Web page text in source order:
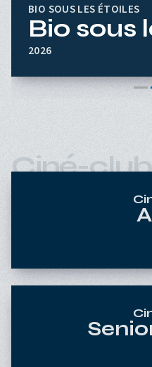
BIO SOUS LES ÉTOILES
Bio sous
2026
Ciné-